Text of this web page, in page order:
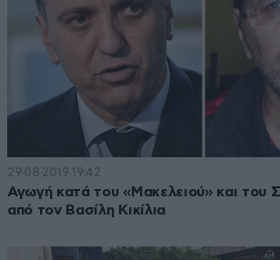
29·08·2019 19:42
Αγωγή κατά του «Μακελειού» και του
από τον Βασίλη Κικίλια